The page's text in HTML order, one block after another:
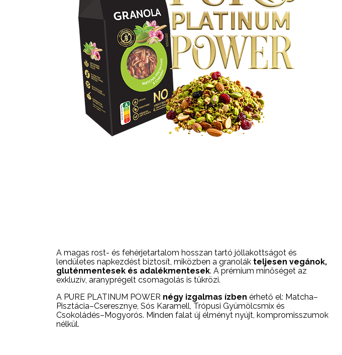
A magas rost- és fehérjetartalom hosszan tartó jóllakottságot és
lendületes napkezdést biztosít, miközben a granolák teljesen vegánok,
gluténmentesek és adalékmentesek. A prémium minőséget az
exkluzív, aranyprégelt csomagolás is tükrözi.
A PURE PLATINUM POWER négy izgalmas ízben érhető el: Matcha–
Pisztácia–Cseresznye, Sós Karamell, Trópusi Gyümölcsmix és
Csokoládés–Mogyorós. Minden falat új élményt nyújt, kompromisszumok
nélkül.